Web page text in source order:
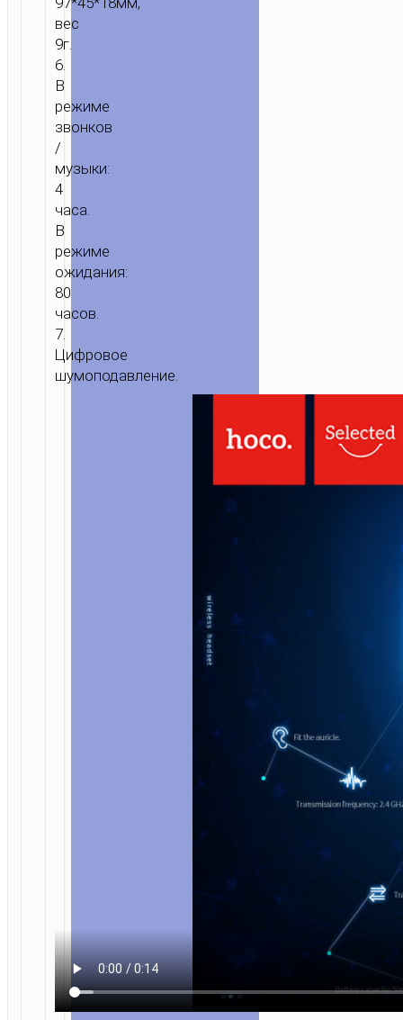
НАУШНИК
МИКРОФОНОМ
вес
9г.
6.
В
режиме
звонков
/
музыки:
4
часа.
В
режиме
ожидания:
80
часов.
7.
Цифровое
шумоподавление.